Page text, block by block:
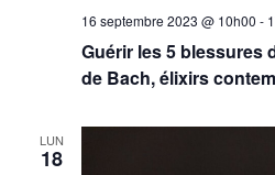
Guérir les 5 blessures
de Bach, élixirs
16 septembre 2023 @ 10h00 -
LUN
18